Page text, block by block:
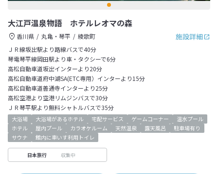
大江戸温泉物語 ホテルレオマの森
施設詳細
香川県 丸亀・琴平
綾歌町
ＪＲ線坂出駅より路線バスで40分
琴電琴平線岡田駅より車・タクシーで6分
高松自動車道坂出インターより20分
高松自動車道府中湖SA(ETC専用）インターより15分
高松自動車道善通寺インターより25分
高松空港より空港リムジンバスで30分
ＪＲ琴平駅より無料シャトルバスで35分
大浴場 大浴場があるホテル 宅配サービス ゲームコーナー
温水プール
ホテル
屋内プール カラオケルーム 天然温泉 露天風呂
駐車場有り
サウナ
館内に車いす利用トイレ
日本旅行 収集中